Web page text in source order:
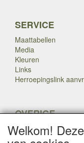
SERVICE
Maattabellen
Media
Kleuren
Links
Herroepingslink
OVERIGE
Veteranen
Nieuws
Welkom!